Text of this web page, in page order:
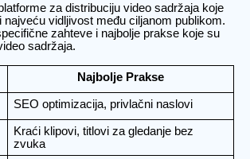
za distribuciju video sadržaja koje
najveću vidljivost među ciljanom publikom.
zahteve i najbolje prakse koje su
sadržaja.
Najbolje Prakse
SEO optimizacija, privlačni naslovi
Kraći klipovi, titlovi za gledanje bez
zvuka